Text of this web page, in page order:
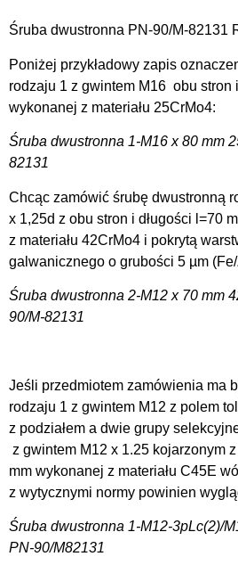
Śruba dwustronna PN-90/M-82131
Poniżej przykładowy zapis
rodzaju 1 z gwintem M16 obu stron
wykonanej z materiału 25CrMo4:
Śruba dwustronna 1-M16 x 80 mm
82131
Chcąc zamówić śrubę dwustronną
x 1,25d z obu stron i długości l=70
z materiału 42CrMo4 i pokrytą
galwanicznego o grubości 5 µm
Śruba dwustronna 2-M12 x 70 mm
90/M-82131
Jeśli przedmiotem zamówienia ma
rodzaju 1 z gwintem M12 z polem
z podziałem a dwie grupy
z gwintem M12 x 1.25 kojarzonym
mm wykonanej z materiału C45E
z wytycznymi normy powinien
Śruba dwustronna 1-M12-3pLc(2)/
PN-90/M82131